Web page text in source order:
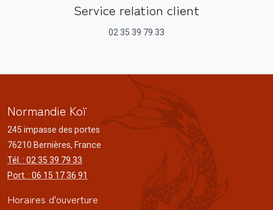
Service relation client
02 35 39 79 33
Normandie Koï
245 impasse des portes
76210 Bernières, France
Tél. : 02 35 39 79 33
Port. : 06 15 17 36 91
Horaires d'ouverture